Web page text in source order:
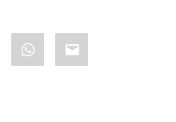
WhatsApp
Email